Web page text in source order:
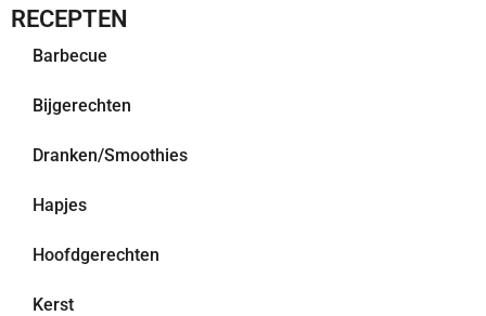
RECEPTEN
Barbecue
Bijgerechten
Dranken/Smoothies
Hapjes
Hoofdgerechten
Kerst